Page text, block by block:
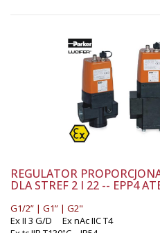
REGULATOR
DLA STREF 2 I 22 -- EPP4
G1/2” | G1” | G2"
Ex II 3 G/D Ex nAc IIC T4